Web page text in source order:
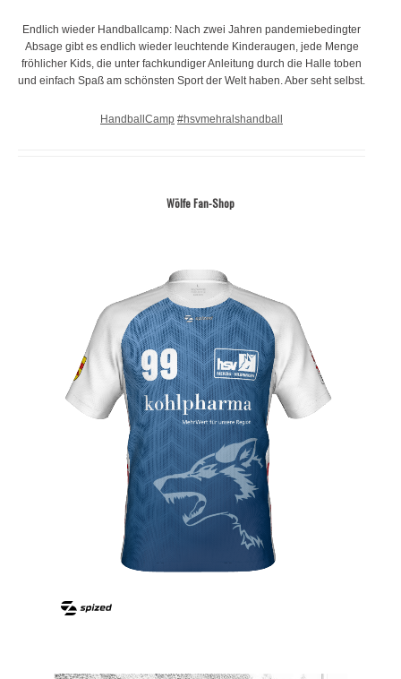
Endlich wieder Handballcamp: Nach zwei Jahren pandemiebedingter
Absage gibt es endlich wieder leuchtende Kinderaugen, jede Menge
fröhlicher Kids, die unter fachkundiger Anleitung durch die Halle toben
und einfach Spaß am schönsten Sport der Welt haben. Aber seht selbst.
HandballCamp #hsvmehralshandball
Wölfe Fan-Shop